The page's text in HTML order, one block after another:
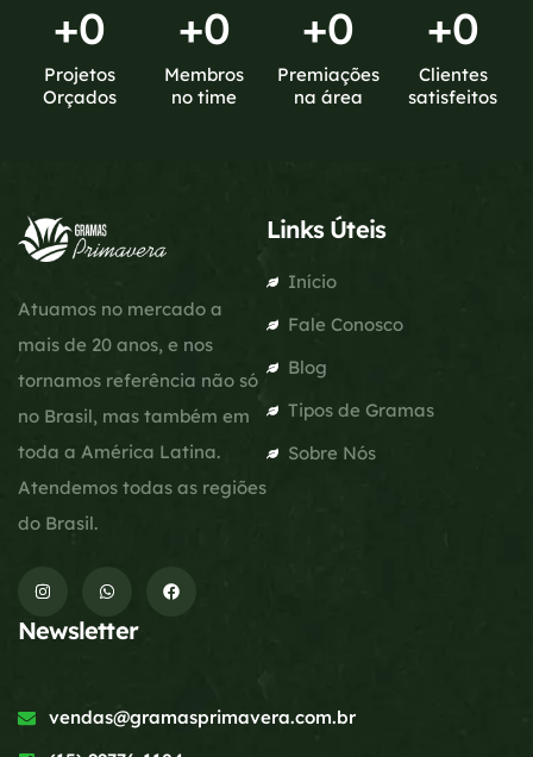
+0
Projetos
Orçados
+0
Membros
no time
+0
Premiações
na área
+0
Clientes
satisfeitos
Atuamos no mercado a
mais de 20 anos, e nos
tornamos referência não só
no Brasil, mas também em
toda a América Latina.
Atendemos todas as regiões
do Brasil.
Links Úteis
Início
Fale Conosco
Blog
Tipos de Gramas
Sobre Nós
Newsletter
vendas@gramasprimavera.com.br